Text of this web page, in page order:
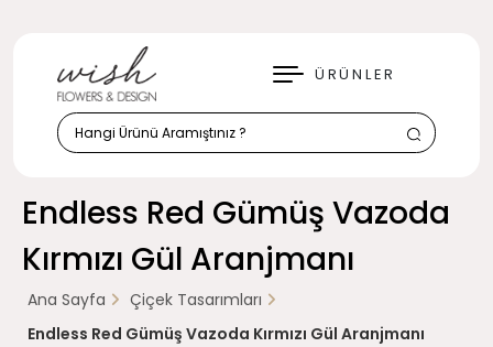
ÜRÜNLER
KAPAT
Endless Red Gümüş Vazoda
Kırmızı Gül Aranjmanı
Ana Sayfa
Çiçek Tasarımları
Endless Red Gümüş Vazoda Kırmızı Gül Aranjmanı